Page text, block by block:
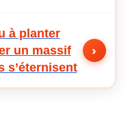
à planter
un massif
s’éternisent
›